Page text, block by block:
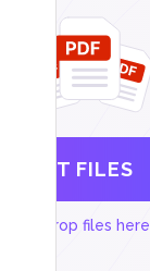
SELECT FILES
or drop files here